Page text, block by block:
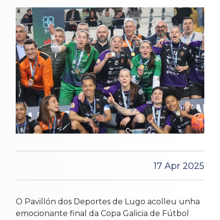
17 Apr 2025
O Pavillón dos Deportes de Lugo acolleu unha
emocionante final da Copa Galicia de Fútbol